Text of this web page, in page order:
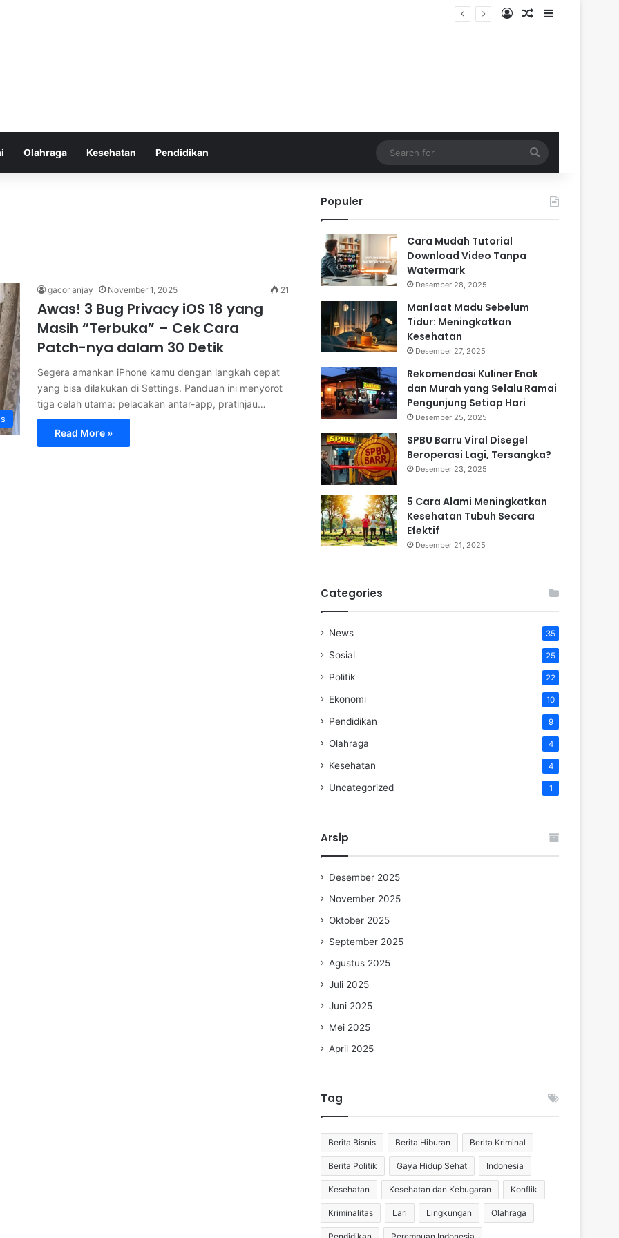
Log InRandom Article
Sidebar
Olahraga Kesehatan Pendidikan
for
gacor anjay November 1, 2025 21
Awas! 3 Bug Privacy iOS 18 yang
Masih “Terbuka” – Cek Cara
Patch-nya dalam 30 Detik
Segera amankan iPhone kamu dengan langkah cepat
yang bisa dilakukan di Settings. Panduan ini menyorot
tiga celah utama: pelacakan antar-app, pratinjau…
Read More »
Populer
Cara Mudah Tutorial
Download Video Tanpa
Watermark
Desember 28, 2025
Manfaat Madu Sebelum
Tidur: Meningkatkan
Kesehatan
Desember 27, 2025
Rekomendasi Kuliner Enak
dan Murah yang Selalu Ramai
Pengunjung Setiap Hari
Desember 25, 2025
SPBU Barru Viral Disegel
Beroperasi Lagi, Tersangka?
Desember 23, 2025
5 Cara Alami Meningkatkan
Kesehatan Tubuh Secara
Efektif
Desember 21, 2025
Categories
News 35
Sosial 25
Politik 22
Ekonomi 10
Pendidikan 9
Olahraga 4
Kesehatan 4
Uncategorized 1
Arsip
Desember 2025
November 2025
Oktober 2025
September 2025
Agustus 2025
Juli 2025
Juni 2025
Mei 2025
April 2025
Tag
Berita Bisnis Berita Hiburan Berita Kriminal
Berita Politik Gaya Hidup Sehat Indonesia
Kesehatan Kesehatan dan Kebugaran Konflik
Kriminalitas Lari Lingkungan Olahraga